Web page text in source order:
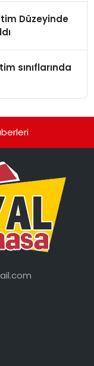
Düzeyinde
sınıflarında